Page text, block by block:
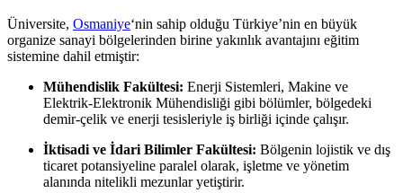
Üniversite, Osmaniye‘nin sahip olduğu Türkiye’nin en büyük
organize sanayi bölgelerinden birine yakınlık avantajını eğitim
sistemine dahil etmiştir:
Mühendislik Fakültesi: Enerji Sistemleri, Makine ve
Elektrik-Elektronik Mühendisliği gibi bölümler, bölgedeki
demir-çelik ve enerji tesisleriyle iş birliği içinde çalışır.
İktisadi ve İdari Bilimler Fakültesi: Bölgenin lojistik ve dış
ticaret potansiyeline paralel olarak, işletme ve yönetim
alanında nitelikli mezunlar yetiştirir.